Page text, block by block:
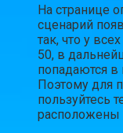
На странице
сценарий
так, что у
50, в
попадаются
Поэтому для
пользуйтесь
расположены